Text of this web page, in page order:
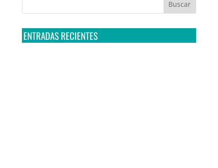
ENTRADAS RECIENTES